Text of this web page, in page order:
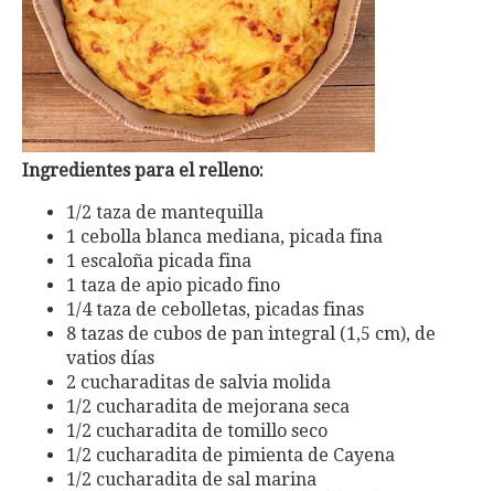
Ingredientes para el relleno:
1/2 taza de mantequilla
1 cebolla blanca mediana, picada fina
1 escaloña picada fina
1 taza de apio picado fino
1/4 taza de cebolletas, picadas finas
8 tazas de cubos de pan integral (1,5 cm), de
vatios días
2 cucharaditas de salvia molida
1/2 cucharadita de mejorana seca
1/2 cucharadita de tomillo seco
1/2 cucharadita de pimienta de Cayena
1/2 cucharadita de sal marina